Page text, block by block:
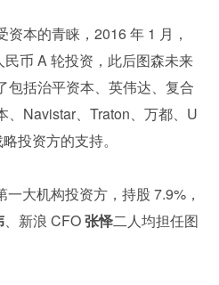
本的青睐，2016 年 1 月，
币 A 轮投资，此后图森未来
包括治平资本、英伟达、复合
、Navistar、Traton、万都、U
投资方的支持。
大机构投资方，持股 7.9%，
、新浪 CFO 张怿二人均担任图